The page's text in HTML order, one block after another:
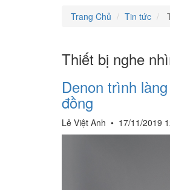
Trang Chủ
Tin tức
Thiết bị nghe
Denon trình
đồng
Lê Việt Anh • 17/11/2019